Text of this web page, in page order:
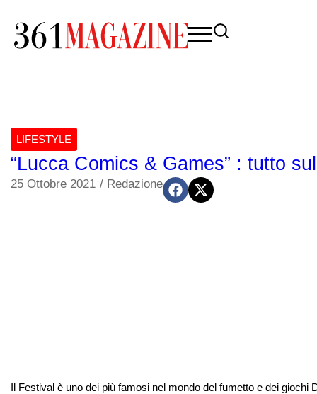
LIFESTYLE
“Lucca Comics & Games” : tutto
25 Ottobre 2021 / Redazione
Il Festival è uno dei più famosi nel mondo del fumetto e dei